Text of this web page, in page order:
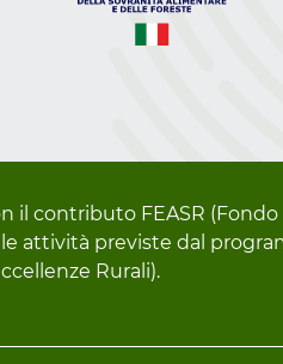
il contributo FEASR
attività previste dal
Rurali).